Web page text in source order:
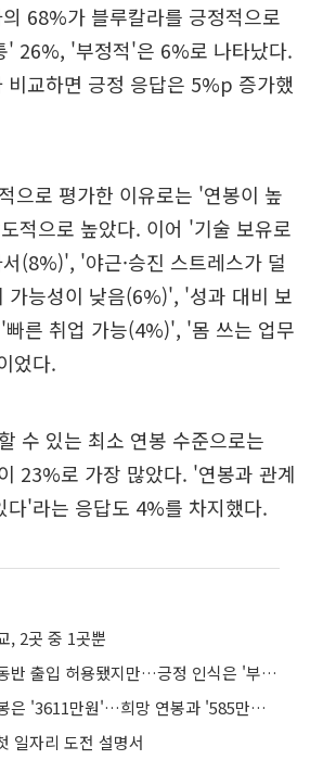
68%가 블루칼라를 긍정적으로
' 26%, '부정적'은 6%로 나타났다.
비교하면 긍정 응답은 5%p 증가했
으로 평가한 이유로는 '연봉이 높
적으로 높았다. 이어 '기술 보유로
(8%)', '야근·승진 스트레스가 덜
가능성이 낮음(6%)', '성과 대비 보
른 취업 가능(4%)', '몸 쓰는 업무
었다.
수 있는 최소 연봉 수준으로는
23%로 가장 많았다. '연봉과 관계
다'라는 응답도 4%를 차지했다.
, 2곳 중 1곳뿐
음식점 반려동물 동반 출입 허용됐지만…긍정 인식은 '부족'
신입 마지노선 초봉은 '3611만원'…희망 연봉과 '585만원' 차이
일자리 도전 설명서